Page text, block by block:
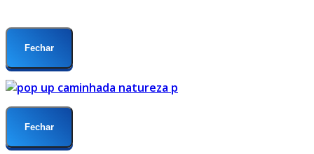
Fechar
Fechar